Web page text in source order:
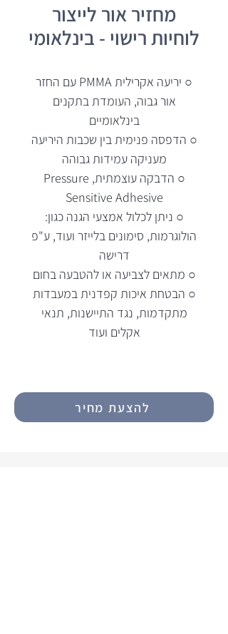
מחזיר אור לייצור
לוחיות רישוי - בינלאומי
○ יריעה אקרילית PMMA עם החזר
אור גבוה, העומדת בתקנים
בינלאומיים
○ הדפסה פנימית בין שכבות היריעה
מעניקה עמידות גבוהה
○ הדבקה עוצמתית, Pressure
Sensitive Adhesive
○ ניתן לכלול אמצעי הגנה כגון:
הולוגרמות, סימונים בלייזר ועוד, ע"פ
דרישה
○ מתאים לצביעה או להטבעה בחום
○ הבטחת איכות קפדנית במעבדות
מתקדמות, נגד התיישנות, תנאי
אקלים ועוד
להצעת מחיר